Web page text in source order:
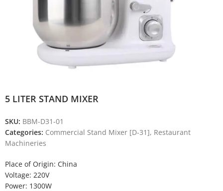
5 LITER STAND MIXER
SKU: BBM-D31-01
Categories: Commercial Stand Mixer [D-31], Restaurant
Machineries
Place of Origin: China
Voltage: 220V
Power: 1300W